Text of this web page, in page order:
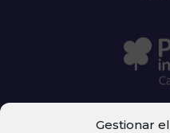
Gestionar el